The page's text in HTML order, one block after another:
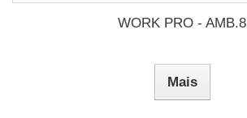
WORK PRO - AMB.8
Mais